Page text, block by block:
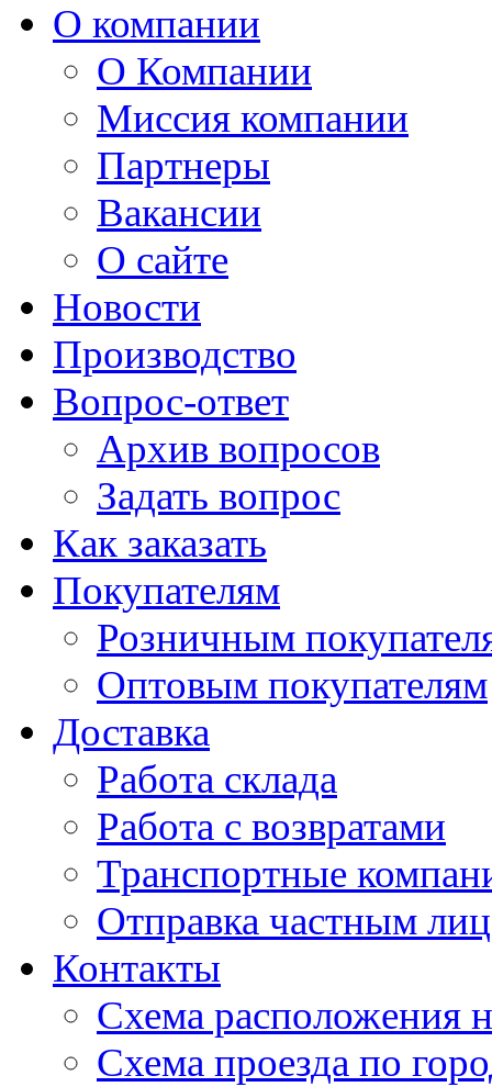
О компании
О Компании
Миссия компании
Партнеры
Вакансии
О сайте
Новости
Производство
Вопрос-ответ
Архив вопросов
Задать вопрос
Как заказать
Покупателям
Розничным
Оптовым покупателям
Доставка
Работа склада
Работа с возвратами
Транспортные
Отправка частным
Контакты
Схема расположения
Схема проезда по